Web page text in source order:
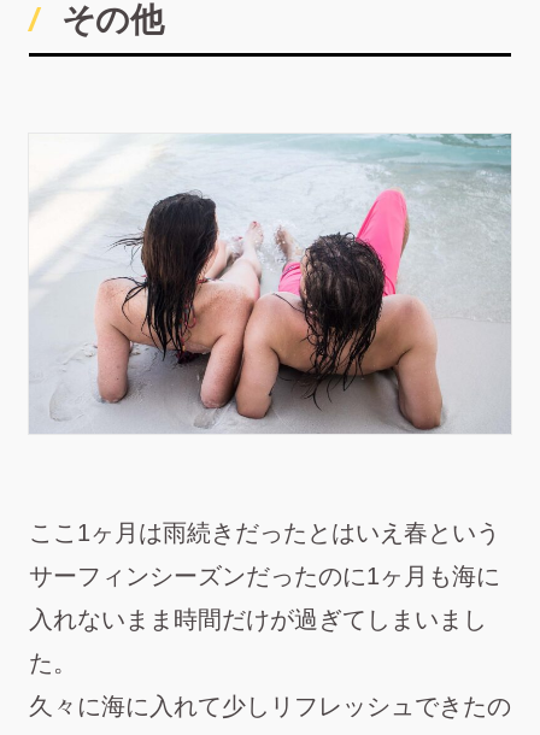
その他
ここ1ヶ月は雨続きだったとはいえ春という
サーフィンシーズンだったのに1ヶ月も海に
入れないまま時間だけが過ぎてしまいまし
た。
久々に海に入れて少しリフレッシュできたの